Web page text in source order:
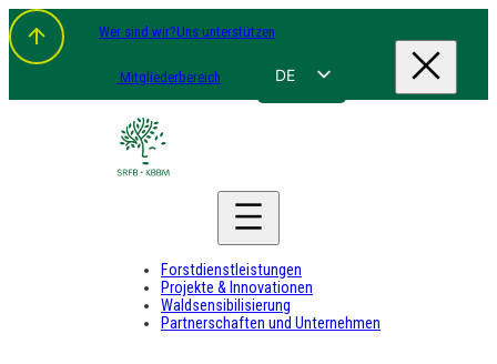
Zum
Inhalt
springen
Wer sind wir?Uns unterstützen
Mitgliederbereich DE
Forstdienstleistungen
Projekte & Innovationen
Waldsensibilisierung
Partnerschaften und Unternehmen